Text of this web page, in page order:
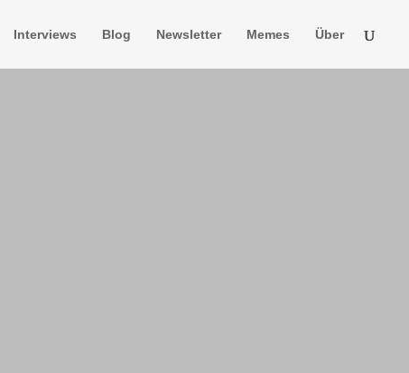
Interviews Blog Newsletter Memes Über